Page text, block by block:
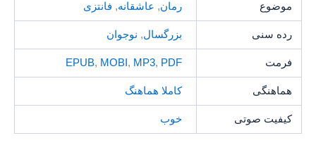
موضوع رمان, عاشقانه, فانتزی
رده سنی بزرگسال , نوجوان
فرمت EPUB ,MOBI ,MP3 ,PDF
هماهنگی کاملا هماهنگ
کیفیت صوتی خوب